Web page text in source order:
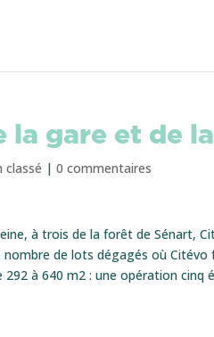
la gare et de
classé |0 commentaires
à trois de la forêt de Sénart,
nombre de lots dégagés où
à 640 m2 : une opération cinq